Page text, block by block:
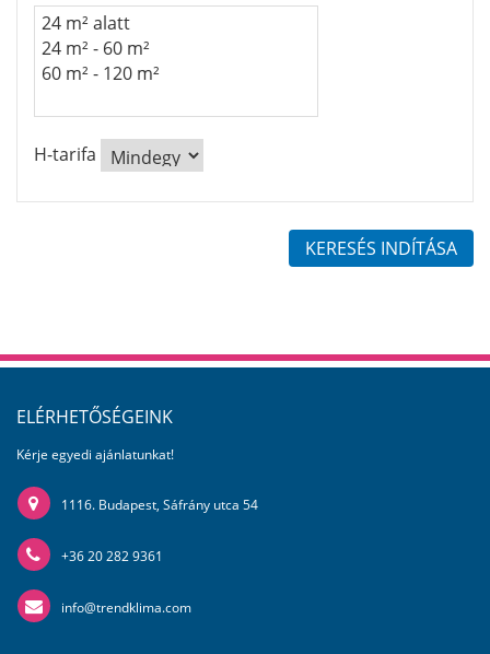
H-tarifa
KERESÉS INDÍTÁSA
ELÉRHETŐSÉGEINK
Kérje egyedi ajánlatunkat!
1116. Budapest, Sáfrány utca 54
+36 20 282 9361
info@trendklima.com